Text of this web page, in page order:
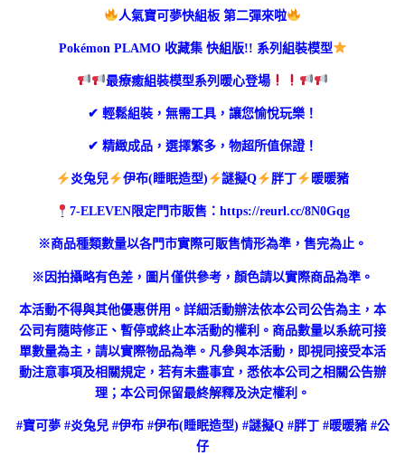
人氣寶可夢快組板 第二彈來啦
Pokémon PLAMO 收藏集 快組版!! 系列組裝模型
最療癒組裝模型系列暖心登場
✔ 輕鬆組裝，無需工具，讓您愉悅玩樂！
✔ 精緻成品，選擇繁多，物超所值保證！
炎兔兒 伊布(睡眠造型) 謎擬Q 胖丁 暖暖豬
7-ELEVEN限定門市販售：https://reurl.cc/8N0Gqg
※商品種類數量以各門市實際可販售情形為準，售完為止。
※因拍攝略有色差，圖片僅供參考，顏色請以實際商品為準。
本活動不得與其他優惠併用。詳細活動辦法依本公司公告為主，本
公司有隨時修正、暫停或終止本活動的權利。商品數量以系統可接
單數量為主，請以實際物品為準。凡參與本活動，即視同接受本活
動注意事項及相關規定，若有未盡事宜，悉依本公司之相關公告辦
理；本公司保留最終解釋及決定權利。
#寶可夢 #炎兔兒 #伊布 #伊布(睡眠造型) #謎擬Q #胖丁 #暖暖豬 #公
仔